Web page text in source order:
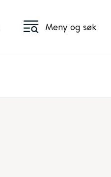
Meny og søk